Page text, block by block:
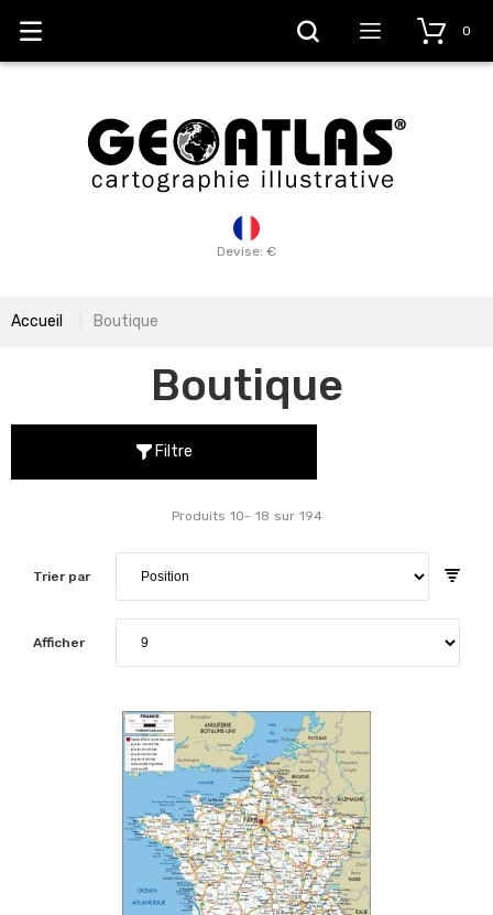
Devise: €
0
Accueil Boutique
Boutique
Filtre
Trier par
Produits 10- 18 sur 194
Afficher